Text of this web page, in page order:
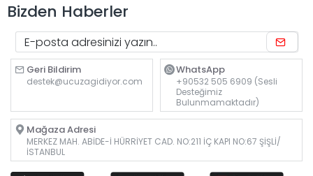
Bizden Haberler
Geri Bildirim
destek@ucuzagidiyor.com
WhatsApp
+90532 505 6909 (Sesli
Desteğimiz
Bulunmamaktadır)
Mağaza Adresi
MERKEZ MAH. ABİDE-İ HÜRRİYET CAD. NO:211 İÇ KAPI NO:67 ŞİŞLİ/
İSTANBUL